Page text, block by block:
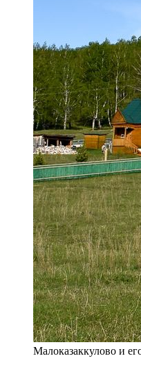
Малоказаккулово и